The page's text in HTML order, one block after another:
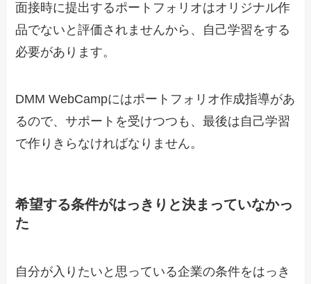
面接時に提出するポートフォリオはオリジナル作
品でないと評価されませんから、自己学習をする
必要があります。
DMM WebCampにはポートフォリオ作成指導があ
るので、サポートを受けつつも、最後は自己学習
で作りきらなければなりません。
希望する条件がはっきりと決まっていなかっ
た
自分が入りたいと思っている企業の条件をはっき